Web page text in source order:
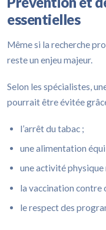
essentielles
Même si la recherche
reste un enjeu majeur.
Selon les spécialistes,
pourrait être évitée
l’arrêt du tabac ;
une alimentation
une activité physique
la vaccination contre
le respect des